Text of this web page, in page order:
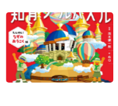
小学校
科学・プログラミ
教育・学習
住まい
ファッション・美容
行事・イベント
トラブル
こそだてマンガ